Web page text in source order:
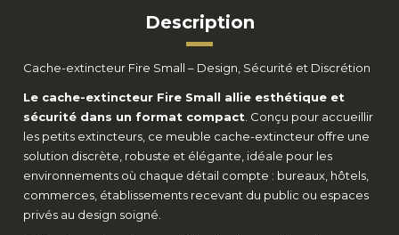
Description
Cache-extincteur Fire Small – Design, Sécurité et Discrétion
Le cache-extincteur Fire Small allie esthétique et
sécurité dans un format compact . Conçu pour accueillir
les petits extincteurs, ce meuble cache-extincteur offre une
solution discrète, robuste et élégante, idéale pour les
environnements où chaque détail compte : bureaux, hôtels,
commerces, établissements recevant du public ou espaces
privés au design soigné.